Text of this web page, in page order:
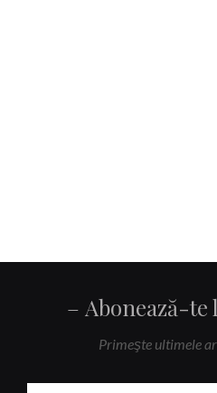
Abonează-te
Primeşte ultimele